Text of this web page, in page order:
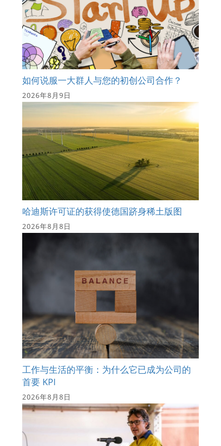
如何说服一大群人与您的初创公司合作？
2026年8月9日
哈迪斯许可证的获得使德国跻身稀土版图
2026年8月8日
工作与生活的平衡：为什么它已成为公司的
首要 KPI
2026年8月8日